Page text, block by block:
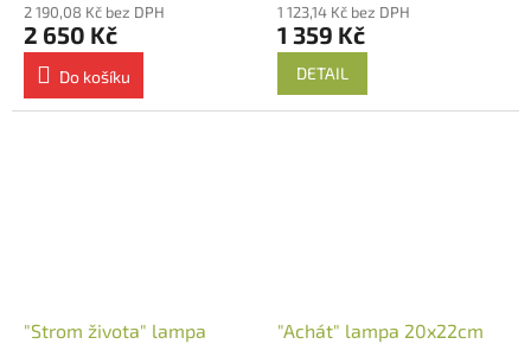
2 190,08 Kč bez DPH
2 650 Kč
Do košíku
1 123,14 Kč bez DPH
1 359 Kč
DETAIL
"Strom života" lampa
"Achát" lampa 20x22cm